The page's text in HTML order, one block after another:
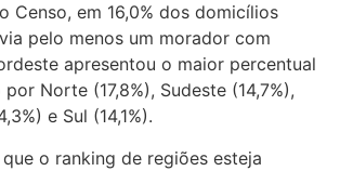
Censo, em 16,0% dos domicílios
pelo menos um morador com
apresentou o maior percentual
Norte (17,8%), Sudeste (14,7%),
e Sul (14,1%).
o ranking de regiões esteja